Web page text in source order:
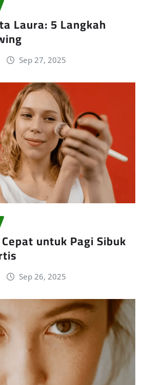
Laura: 5 Langkah
Sep 27, 2025
untuk Pagi Sibuk
Sep 26, 2025